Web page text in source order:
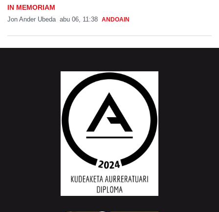
IN MEMORIAM
Jon Ander Ubeda abu 06, 11:38 ANDOAIN